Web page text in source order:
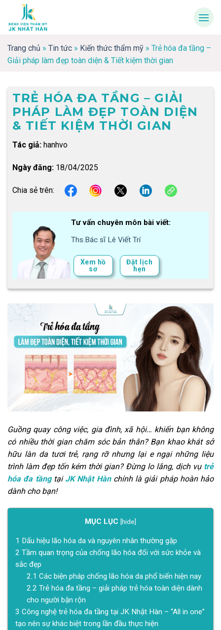
content
Trang chủ » Tin tức » Kiến thức thẩm mỹ » Trẻ hóa đa tầng –
Giải pháp làm đẹp toàn diện & Tiết kiệm thời gian
TRẺ HÓA ĐA TẦNG – GIẢI
PHÁP LÀM ĐẸP TOÀN DIỆN
& TIẾT KIỆM THỜI GIAN
Tác giả:hanhvo
Ngày đăng:18/04/2025
Chia sẻ trên:
Tư vấn chuyên môn bài viết:
Ths.Bác sĩ Lê Viết Trí
Xem hồ
sơ
Đặt lịch
hẹn
Guồng quay công việc, gia đình, xã hội… khiến bạn không
có nhiều thời gian chăm sóc bản thân? Bạn khao khát sở
hữu làn da tươi trẻ, rạng rỡ nhưng lại e ngại những liệu
trình làm đẹp tốn kém thời gian? Đừng lo lắng, dịch vụ trẻ
hóa đa tầngtại JK Nhật Hànchính là giải pháp hoàn hảo
dành cho bạn!
MỤC LỤC [hide]
1 Dấu hiệu lão hóa da và nguyên nhân thường gặp
2 Tầm quan trọng của chống lão hóa đối với sức khỏe và
sắc đẹp
2.1 Các biện pháp chống lão hóa da phổ biến hiện nay
2.2 Trẻ hóa đa tầng – giải pháp trẻ hóa toàn diện dành
cho người bận rộn
3 Công nghệ trẻ hóa đa tầng tại JK Nhật Hàn – “All in one”
tạo nên sự khác biệt trong lần đầu thực hiện